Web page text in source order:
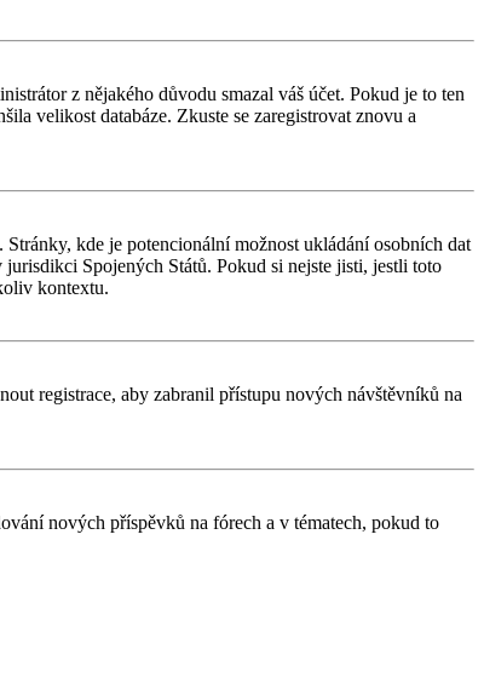
z nějakého důvodu smazal váš účet. Pokud je to ten
velikost databáze. Zkuste se zaregistrovat znovu a
kde je potencionální možnost ukládání osobních dat
Spojených Států. Pokud si nejste jisti, jestli toto
kontextu.
registrace, aby zabranil přístupu nových návštěvníků na
nových příspěvků na fórech a v tématech, pokud to